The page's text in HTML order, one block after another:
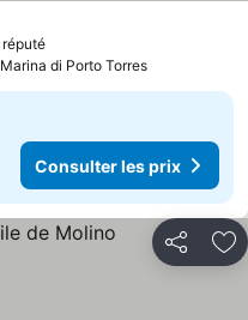
di Porto Torres
Consulter les prix
Partager